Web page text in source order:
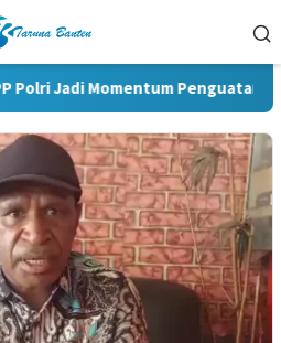
Jadi Momentum Penguatan